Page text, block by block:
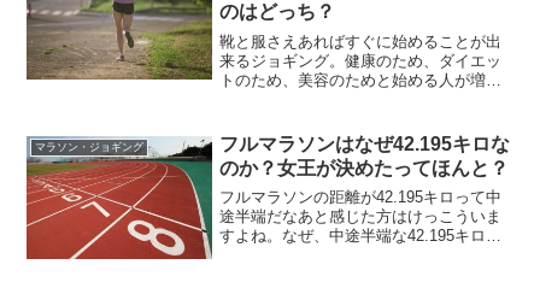
のはどっち？
靴と服さえあればすぐに始めることが出
来るジョギング。健康のため、ダイエッ
トのため、美容のためと始める人が増え
ーキングをしていますがいつかは走りた
いと思ってジョギングして...
マラソン・ジョギング
フルマラソンはなぜ42.195キロな
のか？女王が決めたってほんと？
フルマラソンの距離が42.195キロって中
途半端だなあと感じた方はけっこういま
すよね。なぜ、中途半端な42.195キロな